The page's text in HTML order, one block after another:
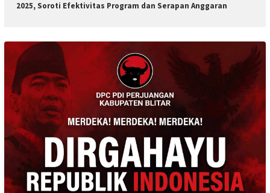
2025, Soroti Efektivitas Program dan Serapan Anggaran